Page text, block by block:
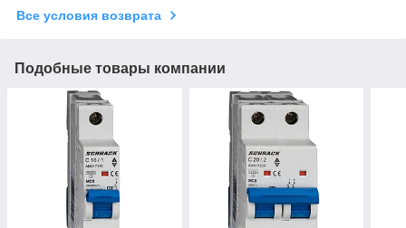
Все условия возврата
Подобные товары компании